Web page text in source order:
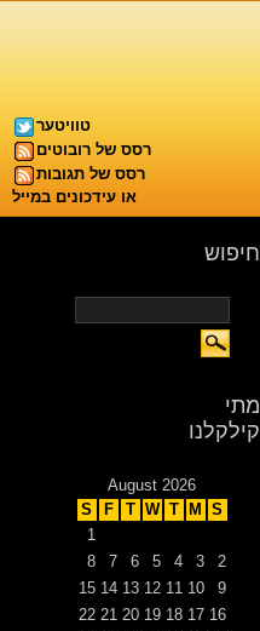
טוויטער
רסס של רובוטים
רסס של תגובות
או עידכונים במייל
חיפוש
מתי
קילקלנו
August 2026
S
M
T
W
T
F
S
1
2
3
4
5
6
7
8
9
10
11
12
13
14
15
16
17
18
19
20
21
22